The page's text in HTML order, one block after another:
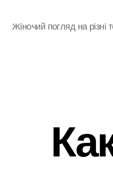
Жіночий погляд на різні